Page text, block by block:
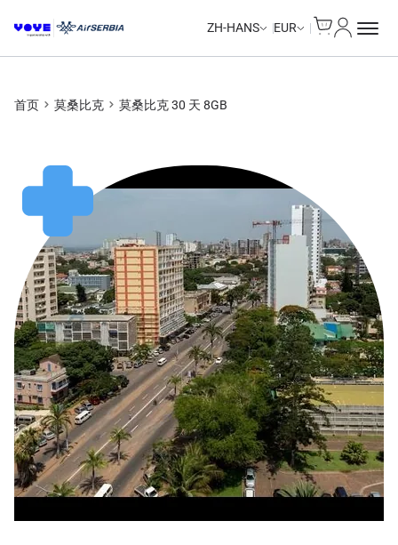
ZH-HANS EUR
首页 莫桑比克 莫桑比克 30 天 8GB